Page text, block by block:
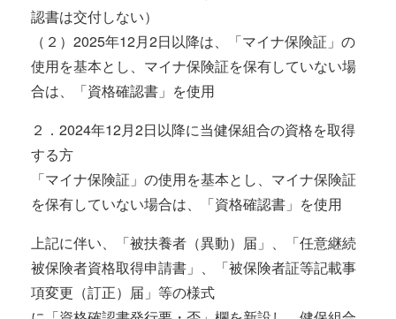
認書は交付しない）
（２）2025年12月2日以降は、「マイナ保険証」の
使用を基本とし、マイナ保険証を保有していない場
合は、「資格確認書」を使用
２．2024年12月2日以降に当健保組合の資格を取得
する方
「マイナ保険証」の使用を基本とし、マイナ保険証
を保有していない場合は、「資格確認書」を使用
上記に伴い、「被扶養者（異動）届」、「任意継続
被保険者資格取得申請書」、「被保険者証等記載事
項変更（訂正）届」等の様式